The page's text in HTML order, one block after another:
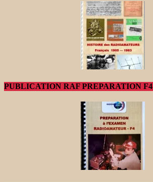
PUBLICATION RAF PREPARATION F4